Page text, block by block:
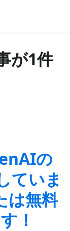
が1件
の
ていま
は無料
！